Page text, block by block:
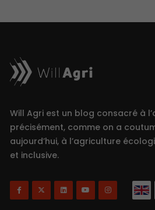
Will Agri est un blog consacré à
précisément, comme on a
aujourd’hui, à l’agriculture
et inclusive.